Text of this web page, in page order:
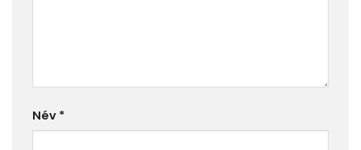
Név *